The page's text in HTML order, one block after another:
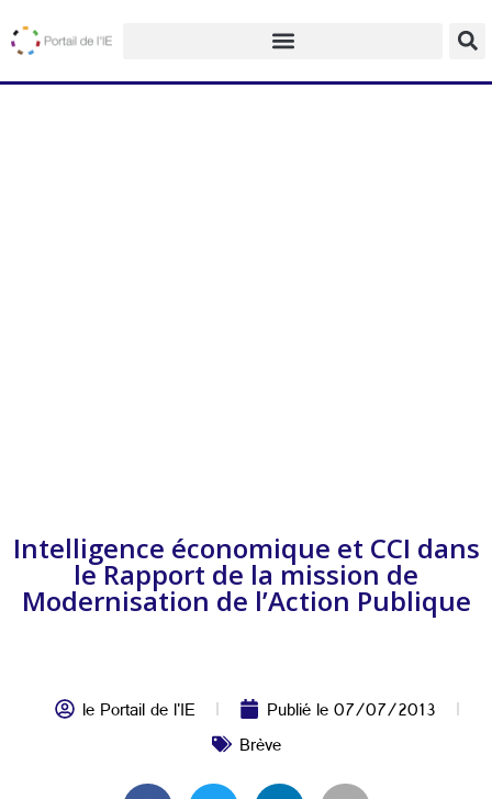
Intelligence économique et CCI dans
le Rapport de la mission de
Modernisation de l’Action Publique
le Portail de l'IE Publié le07/07/2013
Brève